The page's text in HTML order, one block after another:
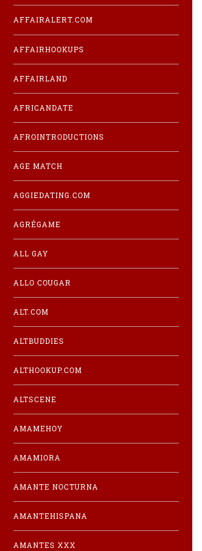
AFFAIRALERT.COM
AFFAIRHOOKUPS
AFFAIRLAND
AFRICANDATE
AFROINTRODUCTIONS
AGE MATCH
AGGIEDATING.COM
AGRÉGAME
ALL GAY
ALLO COUGAR
ALT.COM
ALTBUDDIES
ALTHOOKUP.COM
ALTSCENE
AMAMEHOY
AMAMIORA
AMANTE NOCTURNA
AMANTEHISPANA
AMANTES XXX